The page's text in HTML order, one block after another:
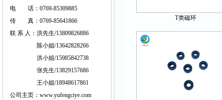
电 话：0769-85309885
传 真：0769-85641866
联 系 人：洪先生/13809826886
陈小姐/13642828266
洪小姐/15985842738
张先生/13829157686
王小姐/18948617861
公司主页：www.yufengciye.com
T类磁环